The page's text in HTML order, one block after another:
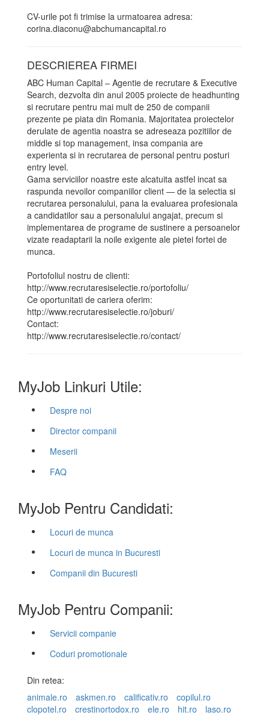
CV-urile pot fi trimise la urmatoarea adresa:
corina.diaconu@abchumancapital.ro
DESCRIEREA FIRMEI
ABC Human Capital – Agentie de recrutare & Executive
Search, dezvolta din anul 2005 proiecte de headhunting
si recrutare pentru mai mult de 250 de companii
prezente pe piata din Romania. Majoritatea proiectelor
derulate de agentia noastra se adreseaza pozitiilor de
middle si top management, insa compania are
experienta si in recrutarea de personal pentru posturi
entry level.
Gama serviciilor noastre este alcatuita astfel incat sa
raspunda nevoilor companiilor client ― de la selectia si
recrutarea personalului, pana la evaluarea profesionala
a candidatilor sau a personalului angajat, precum si
implementarea de programe de sustinere a persoanelor
vizate readaptarii la noile exigente ale pietei fortei de
munca.
Portofoliul nostru de clienti:
http://www.recrutaresiselectie.ro/portofoliu/
Ce oportunitati de cariera oferim:
http://www.recrutaresiselectie.ro/joburi/
Contact:
http://www.recrutaresiselectie.ro/contact/
MyJob Linkuri Utile:
Despre noi
Director companii
Meserii
FAQ
MyJob Pentru Candidati:
Locuri de munca
Locuri de munca in Bucuresti
Companii din Bucuresti
MyJob Pentru Companii:
Servicii companie
Coduri promotionale
Din retea:
animale.ro
askmen.ro calificativ.ro
copilul.ro
clopotel.ro
crestinortodox.ro ele.ro hit.ro
laso.ro